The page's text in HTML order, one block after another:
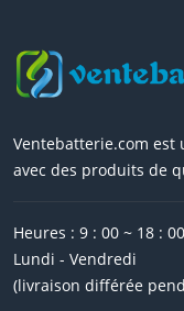
Ventebatterie.com
avec des produits de
Heures : 9 : 00 ~ 18 : 00
Lundi - Vendredi
(livraison différée